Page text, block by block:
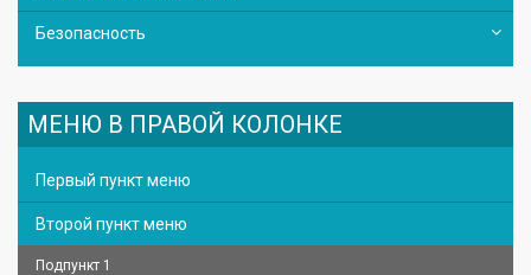
Безопасность
МЕНЮ В ПРАВОЙ КОЛОНКЕ
Первый пункт меню
Второй пункт меню
Подпункт 1